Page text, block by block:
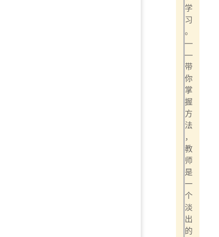
学
习
。
—
—
带
你
掌
握
方
法
，
教
师
是
一
个
淡
出
的